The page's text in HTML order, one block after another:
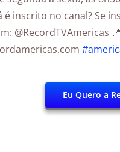
é inscrito no canal? Se
@RecordTVAmericas
Eu Quero a